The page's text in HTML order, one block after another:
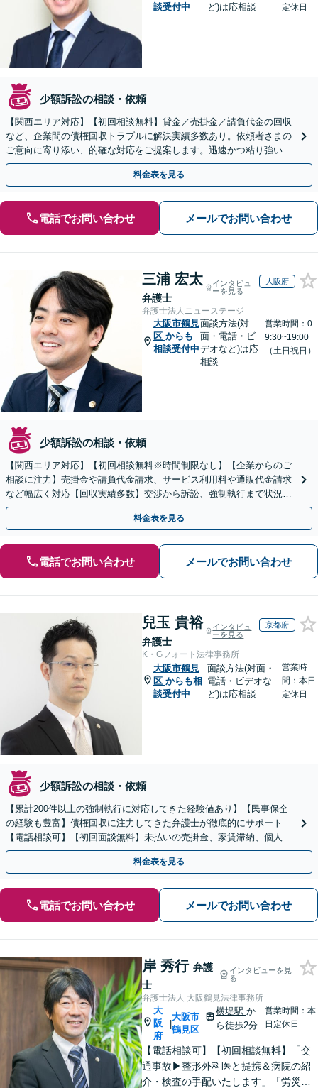
談受付中
ど)は応相談
定休日
少額訴訟の相談・依頼
【関西エリア対応】【初回相談無料】貸金／売掛金／請負代金の回収
など、企業間の債権回収トラブルに解決実績多数あり。依頼者さまの
ご意向に寄り添い、的確な対応をご提案します。迅速かつ粘り強い交
渉で、少しでも回収できるよう尽力します【土日祝対応可】
料金表を見る
電話でお問い合わせ メールでお問い合わせ
三浦 宏太
弁護士
インタビュ
ーを見る
大阪府
弁護士法人ニューステージ
大阪市鶴見
区 からも
相談受付中
面談方法(対
面・電話・ビ
デオなど)は応
相談
営業時間：0
9:30~19:00
（土日祝日）
少額訴訟の相談・依頼
【関西エリア対応】【初回相談無料※時間制限なし】【企業からのご
相談に注力】売掛金や請負代金請求、サービス利用料や通販代金請求
など幅広く対応【回収実績多数】交渉から訴訟、強制執行まで状況に
応じて的確に対応します
料金表を見る
電話でお問い合わせ メールでお問い合わせ
兒玉 貴裕
弁護士
インタビュ
ーを見る
京都府
K・Gフォート法律事務所
大阪市鶴見
区 からも相
談受付中
面談方法(対面・
電話・ビデオな
ど)は応相談
営業時
間：本日
定休日
少額訴訟の相談・依頼
【累計200件以上の強制執行に対応してきた経験値あり】【民事保全
の経験も豊富】債権回収に注力してきた弁護士が徹底的にサポート
【電話相談可】【初回面談無料】未払いの売掛金、家賃滞納、個人間
のお金の貸し借りなど【関西エリア対応】
料金表を見る
電話でお問い合わせ メールでお問い合わせ
岸 秀行 弁護
士
インタビューを見
る
弁護士法人 大阪鶴見法律事務所
大
阪
府
|
大阪市
鶴見区
横堤駅 か
ら徒歩2分
営業時間：本
日定休日
【電話相談可】【初回相談無料】「交
通事故▶︎整形外科医と提携＆病院の紹
介・検査の手配いたします」「労災の